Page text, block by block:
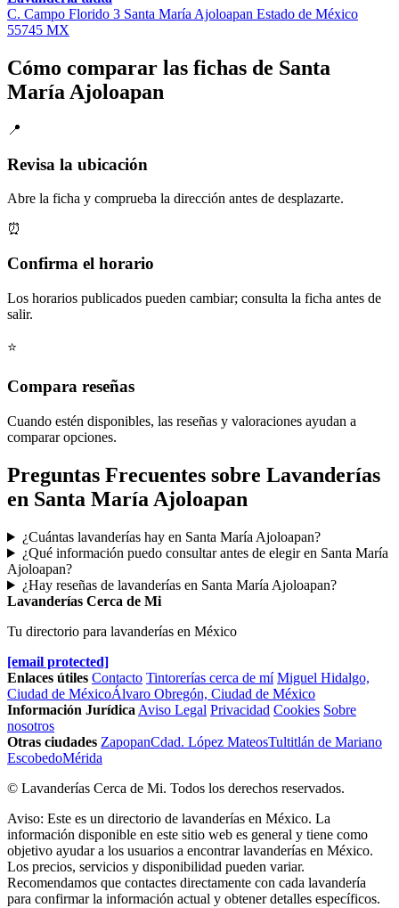
C. Campo Florido 3 Santa María Ajoloapan Estado de México
55745 MX
Cómo comparar las fichas de Santa
María Ajoloapan
📍
Revisa la ubicación
Abre la ficha y comprueba la dirección antes de desplazarte.
⏰
Confirma el horario
Los horarios publicados pueden cambiar; consulta la ficha antes de
salir.
⭐
Compara reseñas
Cuando estén disponibles, las reseñas y valoraciones ayudan a
comparar opciones.
Preguntas Frecuentes sobre Lavanderías
en Santa María Ajoloapan
¿Cuántas lavanderías hay en Santa María Ajoloapan?
¿Qué información puedo consultar antes de elegir en Santa María
Ajoloapan?
¿Hay reseñas de lavanderías en Santa María Ajoloapan?
Lavanderías Cerca de Mi
Tu directorio para lavanderías en México
[email protected]
Enlaces útiles Contacto Tintorerías cerca de mí Miguel Hidalgo,
Ciudad de MéxicoÁlvaro Obregón, Ciudad de México
Información Jurídica Aviso Legal Privacidad Cookies Sobre
nosotros
Otras ciudades ZapopanCdad. López MateosTultitlán de Mariano
EscobedoMérida
© Lavanderías Cerca de Mi. Todos los derechos reservados.
Aviso: Este es un directorio de lavanderías en México. La
información disponible en este sitio web es general y tiene como
objetivo ayudar a los usuarios a encontrar lavanderías en México.
Los precios, servicios y disponibilidad pueden variar.
Recomendamos que contactes directamente con cada lavandería
para confirmar la información actual y obtener detalles específicos.